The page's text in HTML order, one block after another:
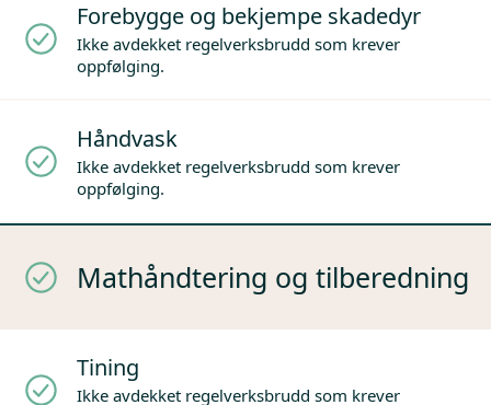
Forebygge og bekjempe skadedyr
Ikke avdekket regelverksbrudd som krever
oppfølging.
Håndvask
Ikke avdekket regelverksbrudd som krever
oppfølging.
Mathåndtering og tilberedning
Tining
Ikke avdekket regelverksbrudd som krever